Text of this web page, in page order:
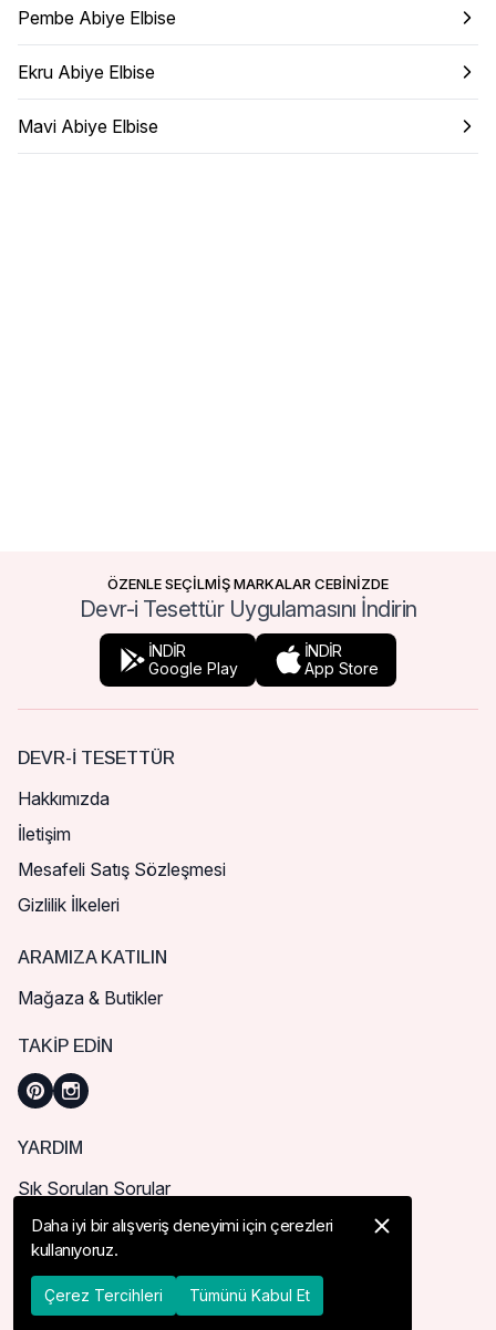
Pembe Abiye Elbise
Ekru Abiye Elbise
Mavi Abiye Elbise
ÖZENLE SEÇİLMİŞ MARKALAR CEBİNİZDE
Devr-i Tesettür Uygulamasını İndirin
İNDİR
Google Play
İNDİR
App Store
DEVR-I TESETTÜR
Hakkımızda
İletişim
Mesafeli Satış Sözleşmesi
Gizlilik İlkeleri
ARAMIZA KATILIN
Mağaza & Butikler
TAKIP EDIN
YARDIM
Sık Sorulan Sorular
Nasıl Sipariş Verebilirim?
Kargo ve Teslimat
İade, İptal ve Değişim
Daha iyi bir alışveriş deneyimi için çerezleri
kullanıyoruz.
Çerez Tercihleri Tümünü Kabul Et